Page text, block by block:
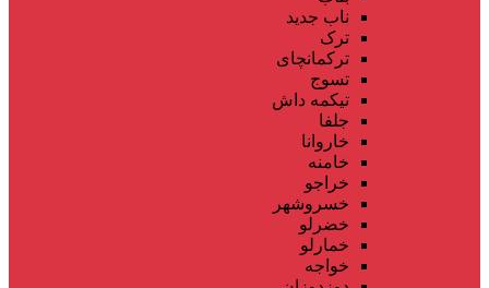
ناب جدید
ترک
ترکمانچای
تسوج
تیکمه داش
جلفا
خاروانا
خامنه
خراجو
خسروشهر
خضرلو
خمارلو
خواجه